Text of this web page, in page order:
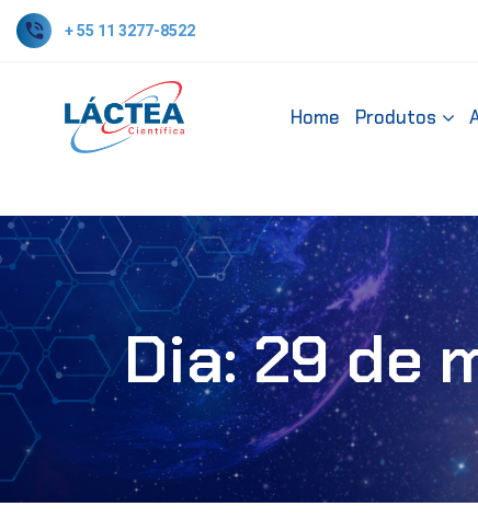
+ 55 11 3277-8522
Home Produtos
Dia:29 de